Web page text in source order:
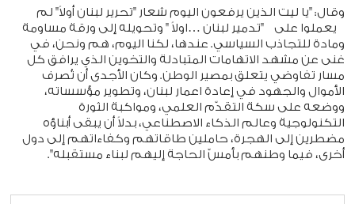
وقال: "يا ليت الذين يرفعون اليوم شعار "تحرير لبنان أولاً" لم
يعملوا على "تدمير لبنان …اولاً " وتحويله إلى ورقة مساومة
ومادة للتجاذب السياسي. عندها، لكنا اليوم، هم ونحن، في
غنى عن مشهد الاتهامات المتبادلة والتخوين الذي يرافق كل
مسار تفاوضي يتعلق بمصير الوطن. وكان الأجدى أن تُصرف
الأموال والجهود في إعادة اعمار لبنان، وتطوير مؤسساته،
ووضعه على سكة التقدّم العلمي، ومواكبة الثورة
التكنولوجية وعالم الذكاء الاصطناعي، بدلاً أن يبقى أبناؤه
مضطرين إلى الهجرة، حاملين طاقاتهم وكفاءاتهم إلى دول
أخرى، فيما وطنهم بأمسّ الحاجة إليهم لبناء مستقبله".